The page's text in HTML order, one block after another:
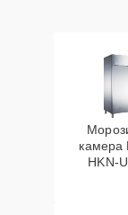
камера
HKN-